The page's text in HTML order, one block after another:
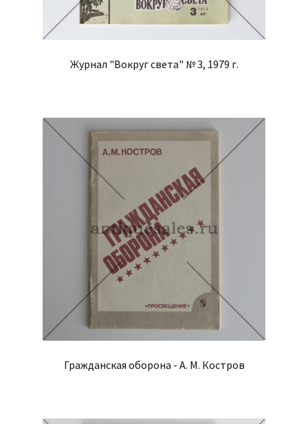
Журнал "Вокруг света" № 3, 1979 г.
Гражданская оборона - А. М. Костров